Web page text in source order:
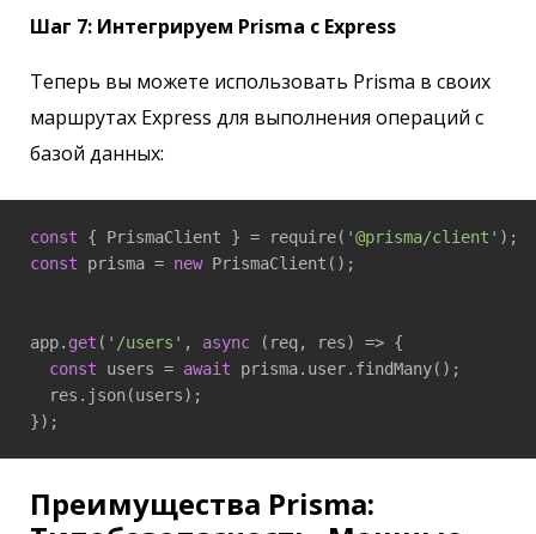
Шаг 7: Интегрируем Prisma с Express
Теперь вы можете использовать Prisma в своих
маршрутах Express для выполнения операций с
базой данных:
const { PrismaClient } = require( '@prisma/client'
const prisma = new PrismaClient();
app. get ( '/users' , async (req, res) => {
const users = await prisma.user.findMany();
  res.json(users);
});
Преимущества Prisma: